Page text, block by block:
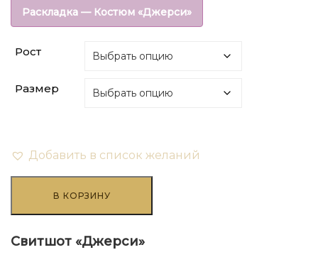
Раскладка — Костюм «Джерси»
Рост
Размер
Добавить в список желаний
В КОРЗИНУ
Свитшот «Джерси»